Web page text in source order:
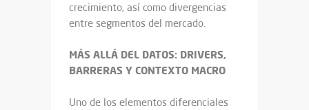
crecimiento, así como divergencias
entre segmentos del mercado.
MÁS ALLÁ DEL DATOS: DRIVERS,
BARRERAS Y CONTEXTO MACRO
Uno de los elementos diferenciales